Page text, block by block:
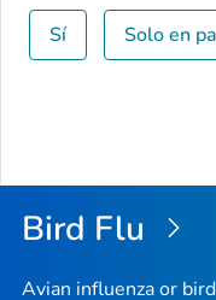
Sí Solo en
Bird Flu
Avian influenza or